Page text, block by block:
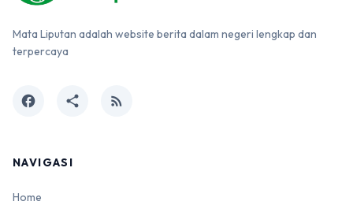
Mata Liputan adalah website berita dalam negeri lengkap dan
terpercaya
facebook share rss_feed
NAVIGASI
Home